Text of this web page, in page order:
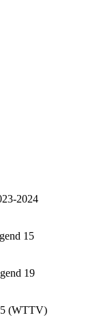
2024
15
19
(WTTV)